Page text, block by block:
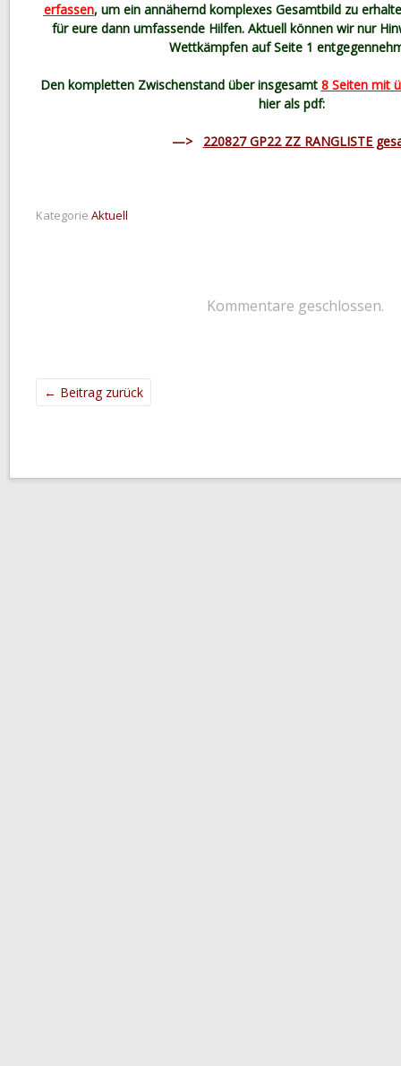
erfassen, um ein annähernd komplexes Gesamtbild zu
für eure dann umfassende Hilfen. Aktuell können wir nur
Wettkämpfen auf Seite 1
Den kompletten Zwischenstand über insgesamt 8 Seiten mit
hier als pdf:
—> 220827 GP22 ZZ RANGLISTE
Kategorie Aktuell
Kommentare geschlossen.
← Beitrag zurück